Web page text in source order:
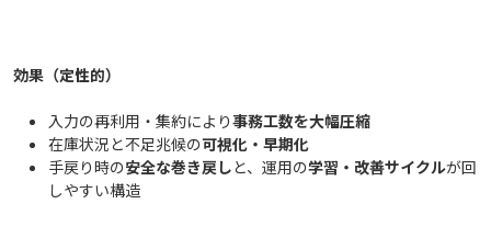
効果（定性的）
入力の再利用・集約により事務工数を大幅圧縮
在庫状況と不足兆候の可視化・早期化
手戻り時の安全な巻き戻しと、運用の学習・改善サイクルが回
しやすい構造